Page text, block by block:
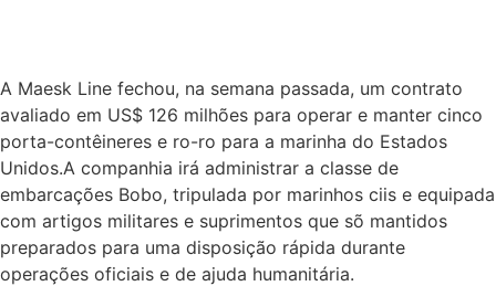
A Maesk Line fechou, na semana passada, um contrato
avaliado em US$ 126 milhões para operar e manter cinco
porta-contêineres e ro-ro para a marinha do Estados
Unidos.A companhia irá administrar a classe de
embarcações Bobo, tripulada por marinhos ciis e equipada
com artigos militares e suprimentos que sõ mantidos
preparados para uma disposição rápida durante
operações oficiais e de ajuda humanitária.